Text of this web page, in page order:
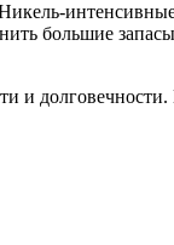
большие
и